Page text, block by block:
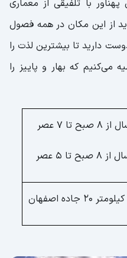
با تلفیقی از معماری
از این مکان در همه فصول
دارید تا بیشترین لذت را
می‌کنیم که بهار و پاییز را
تا ۷ عصر
تا ۵ عصر
اصفهان